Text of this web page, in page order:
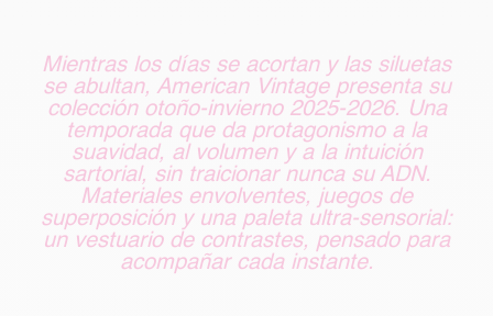
Mientras los días se acortan y las siluetas
se abultan, American Vintage presenta su
colección otoño-invierno 2025-2026. Una
temporada que da protagonismo a la
suavidad, al volumen y a la intuición
sartorial, sin traicionar nunca su ADN.
Materiales envolventes, juegos de
superposición y una paleta ultra-sensorial:
un vestuario de contrastes, pensado para
acompañar cada instante.